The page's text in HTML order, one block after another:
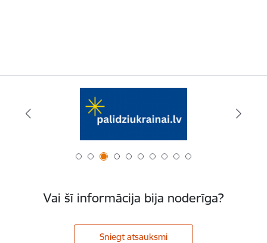
Vai šī informācija bija noderīga?
Sniegt atsauksmi